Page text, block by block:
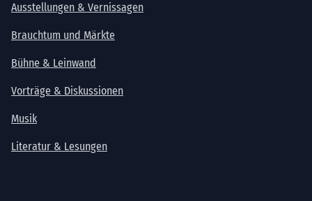
Ausstellungen & Vernissagen
Brauchtum und Märkte
Bühne & Leinwand
Vorträge & Diskussionen
Musik
Literatur & Lesungen